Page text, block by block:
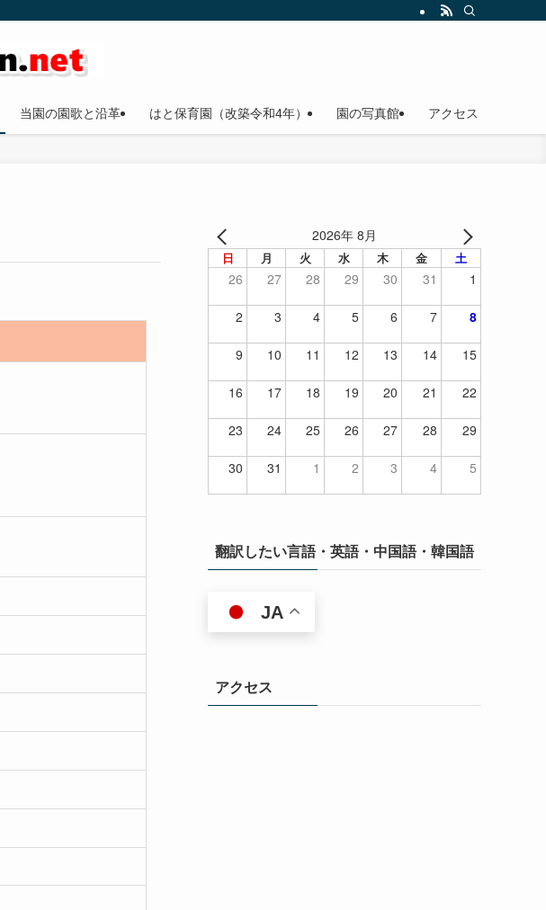
当園の園歌と沿革 はと保育園（改築令和4年） 園の写真館 アクセス
2026年 8月
日 月 火 水 木 金 土
26 27 28 29 30 31 1
2 3 4 5 6 7 8
9 10 11 12 13 14 15
16 17 18 19 20 21 22
23 24 25 26 27 28 29
30 31 1 2 3 4 5
翻訳したい言語・英語・中国語・韓国語
JA
アクセス